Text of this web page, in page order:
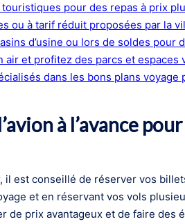
pour des repas à prix
ou à tarif réduit proposées par la
d’usine ou lors de soldes pour
et profitez des parcs et espaces
dans les bons plans voyage
à l’avance
est conseillé de réserver vos
et en réservant vos vols
de prix avantageux et de faire des